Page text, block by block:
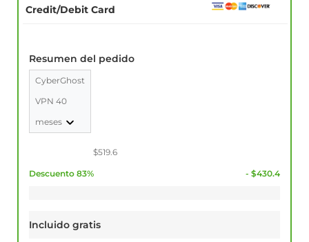
Credit/Debit Card
Resumen del pedido
CyberGhost
VPN 40
meses
$519.6
Descuento 83% - $430.4
Incluido gratis